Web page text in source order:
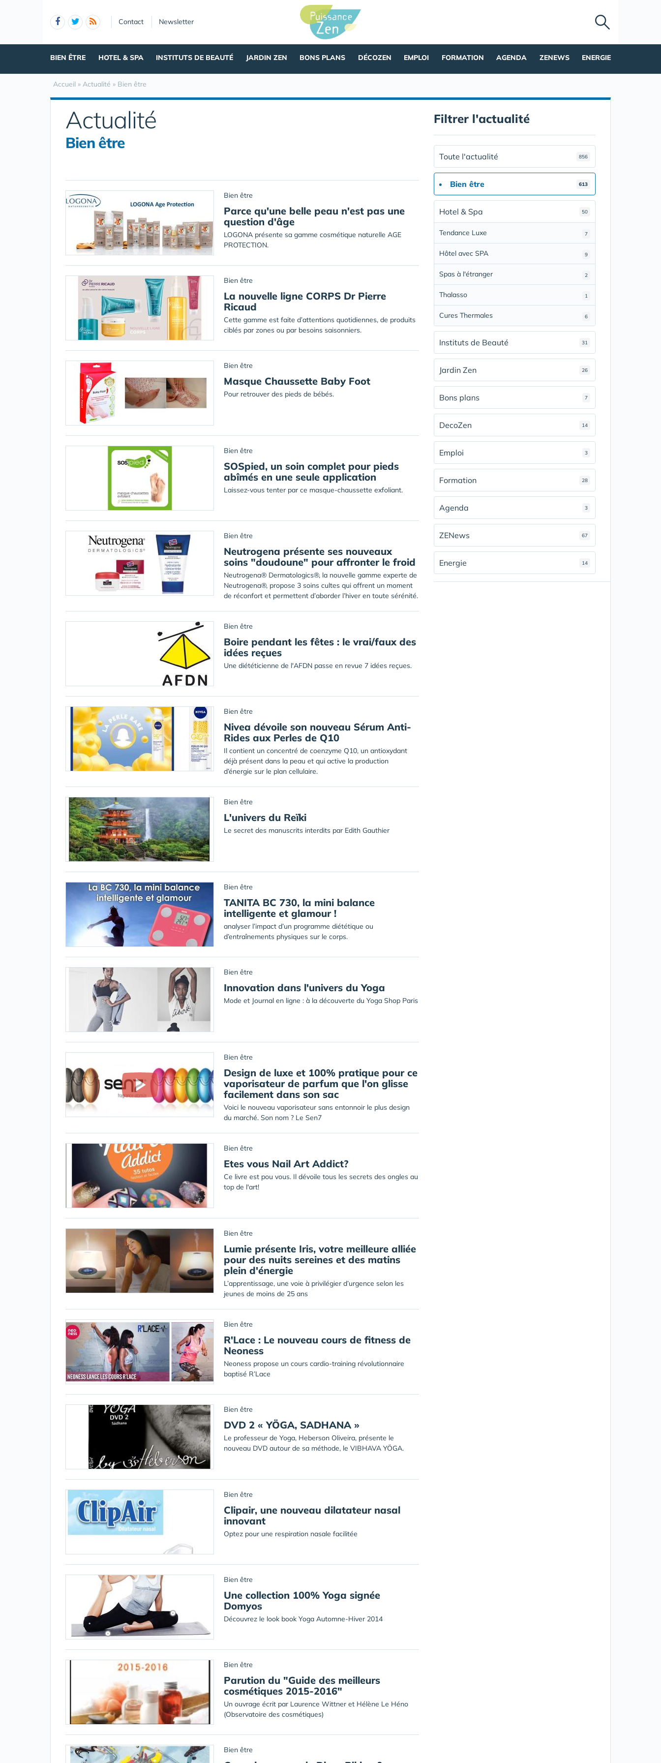
Contact Newsletter
BIEN ÊTRE HOTEL & SPA INSTITUTS DE BEAUTÉ JARDIN ZEN BONS PLANS DÉCOZEN EMPLOI FORMATION AGENDA ZENEWS ENERGIE
Accueil » Actualité » Bien être
Actualité
Bien être
Bien être
Parce qu'une belle peau n'est pas une
question d'âge
LOGONA présente sa gamme cosmétique naturelle AGE
PROTECTION.
Bien être
La nouvelle ligne CORPS Dr Pierre
Ricaud
Cette gamme est faite d’attentions quotidiennes, de produits
ciblés par zones ou par besoins saisonniers.
Bien être
Masque Chaussette Baby Foot
Pour retrouver des pieds de bébés.
Bien être
SOSpied, un soin complet pour pieds
abîmés en une seule application
Laissez-vous tenter par ce masque-chaussette exfoliant.
Bien être
Neutrogena présente ses nouveaux
soins "doudoune" pour affronter le froid
Neutrogena® Dermatologics®, la nouvelle gamme experte de
Neutrogena®, propose 3 soins cultes qui offrent un moment
de réconfort et permettent d’aborder l’hiver en toute sérénité.
Bien être
Boire pendant les fêtes : le vrai/faux des
idées reçues
Une diététicienne de l'AFDN passe en revue 7 idées reçues.
Bien être
Nivea dévoile son nouveau Sérum Anti-
Rides aux Perles de Q10
Il contient un concentré de coenzyme Q10, un antioxydant
déjà présent dans la peau et qui active la production
d’énergie sur le plan cellulaire.
Bien être
L'univers du Reïki
Le secret des manuscrits interdits par Edith Gauthier
Bien être
TANITA BC 730, la mini balance
intelligente et glamour !
analyser l’impact d’un programme diététique ou
d’entraînements physiques sur le corps.
Bien être
Innovation dans l'univers du Yoga
Mode et Journal en ligne : à la découverte du Yoga Shop Paris
Bien être
Design de luxe et 100% pratique pour ce
vaporisateur de parfum que l'on glisse
facilement dans son sac
Voici le nouveau vaporisateur sans entonnoir le plus design
du marché. Son nom ? Le Sen7
Bien être
Etes vous Nail Art Addict?
Ce livre est pou vous. Il dévoile tous les secrets des ongles au
top de l'art!
Bien être
Lumie présente Iris, votre meilleure alliée
pour des nuits sereines et des matins
plein d'énergie
L’apprentissage, une voie à privilégier d’urgence selon les
jeunes de moins de 25 ans
Bien être
R'Lace : Le nouveau cours de fitness de
Neoness
Neoness propose un cours cardio-training révolutionnaire
baptisé R’Lace
Bien être
DVD 2 « YÖGA, SADHANA »
Le professeur de Yoga, Heberson Oliveira, présente le
nouveau DVD autour de sa méthode, le VIBHAVA YÖGA.
Bien être
Clipair, une nouveau dilatateur nasal
innovant
Optez pour une respiration nasale facilitée
Bien être
Une collection 100% Yoga signée
Domyos
Découvrez le look book Yoga Automne-Hiver 2014
Bien être
Parution du "Guide des meilleurs
cosmétiques 2015-2016"
Un ouvrage écrit par Laurence Wittner et Hélène Le Héno
(Observatoire des cosmétiques)
Bien être
Filtrer l'actualité
Toute l'actualité 856
Bien être 613
Hotel & Spa 50
Tendance Luxe 7
Hôtel avec SPA 9
Spas à l'étranger 2
Thalasso 1
Cures Thermales 6
Instituts de Beauté 31
Jardin Zen 26
Bons plans 7
DecoZen 14
Emploi 3
Formation 28
Agenda 3
ZENews 67
Energie 14